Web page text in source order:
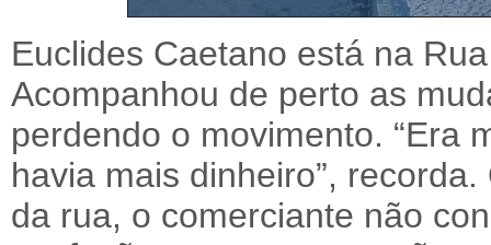
Euclides Caetano está na
Acompanhou de perto as
perdendo o movimento. “Era
havia mais dinheiro”,
da rua, o comerciante não